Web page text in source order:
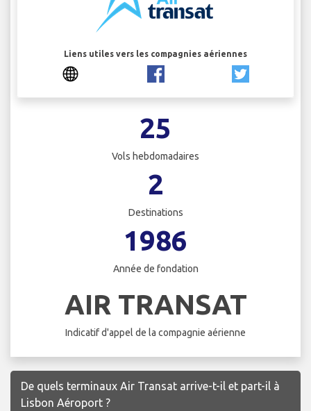
Liens utiles vers les compagnies aériennes
25
Vols hebdomadaires
2
Destinations
1986
Année de fondation
AIR TRANSAT
Indicatif d'appel de la compagnie aérienne
De quels terminaux Air Transat arrive-t-il et part-il à
Lisbon Aéroport ?